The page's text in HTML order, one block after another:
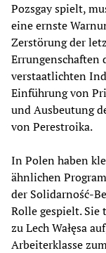
Pozsgay spielt,
eine ernste
Zerstörung der
Errungenschaften
verstaatlichten
Einführung von
und Ausbeutung
von Perestroika.
In Polen haben
ähnlichen
der Solidarność-
Rolle gespielt.
zu Lech Wałęsa
Arbeiterklasse